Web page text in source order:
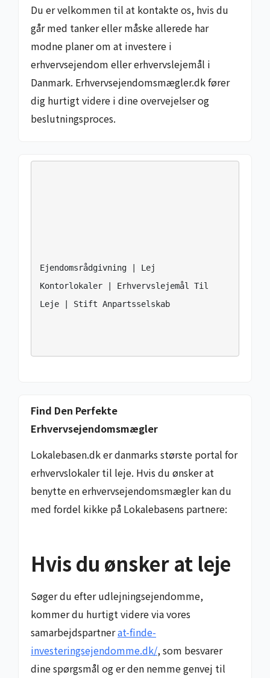
Du er velkommen til at kontakte os, hvis du
går med tanker eller måske allerede har
modne planer om at investere i
erhvervsejendom eller erhvervslejemål i
Danmark. Erhvervsejendomsmægler.dk fører
dig hurtigt videre i dine overvejelser og
beslutningsproces.
Ejendomsrådgivning | Lej
Kontorlokaler | Erhvervslejemål Til
Leje | Stift Anpartsselskab
Find Den Perfekte
Erhvervsejendomsmægler
Lokalebasen.dk er danmarks største portal for
erhvervslokaler til leje. Hvis du ønsker at
benytte en erhvervsejendomsmægler kan du
med fordel kikke på Lokalebasens partnere:
Hvis du ønsker at leje
Søger du efter udlejningsejendomme,
kommer du hurtigt videre via vores
samarbejdspartnerat-finde-
investeringsejendomme.dk/, som besvarer
dine spørgsmål og er den nemme genvej til